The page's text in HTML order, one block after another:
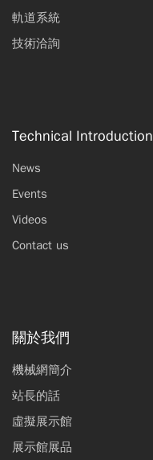
軌道系統
技術洽詢
Technical Introduction
News
Events
Videos
Contact us
關於我們
機械網簡介
站長的話
虛擬展示館
展示館展品